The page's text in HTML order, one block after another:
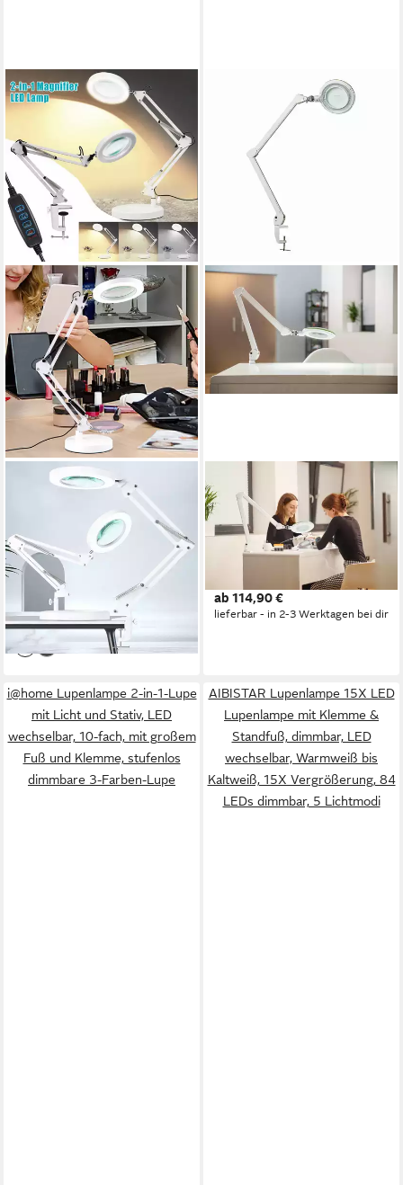
WOHNTRAUM24
Lupenleuchte 2-in-1 10X Lupe
mit Licht und Ständer mit
Klemme, LED fest integriert,
Warmweiß bis Kaltweiß, 3
Farbmodi & 10
Helligkeitsstufen, für Lesen,
Nähen, Basteln, Senioren
39,99 € UVP
lieferbar - in 3-4 Werktagen bei dir
LUMENO
Lupenlampe Lambda M
Lupenleuchte dimmbar mit
127 mm Glaslinse, LED fest
integriert, Kaltweiß, 6500 K
ab 114,90 €
lieferbar - in 2-3 Werktagen bei dir
i@home Lupenlampe 2-in-1-Lupe
mit Licht und Stativ, LED
wechselbar, 10-fach, mit großem
Fuß und Klemme, stufenlos
dimmbare 3-Farben-Lupe
AIBISTAR Lupenlampe 15X LED
Lupenlampe mit Klemme &
Standfuß, dimmbar, LED
wechselbar, Warmweiß bis
Kaltweiß, 15X Vergrößerung, 84
LEDs dimmbar, 5 Lichtmodi